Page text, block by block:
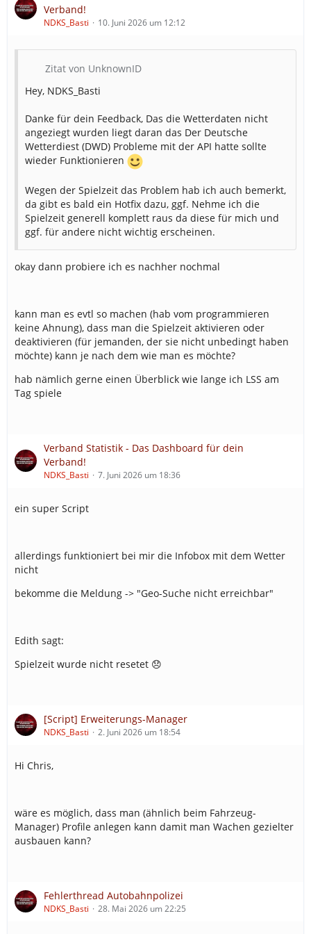
Verband!
NDKS_Basti 10. Juni 2026 um 12:12
Zitat von UnknownID
Hey, NDKS_Basti
Danke für dein Feedback, Das die Wetterdaten nicht
angeziegt wurden liegt daran das Der Deutsche
Wetterdiest (DWD) Probleme mit der API hatte sollte
wieder Funktionieren
Wegen der Spielzeit das Problem hab ich auch bemerkt,
da gibt es bald ein Hotfix dazu, ggf. Nehme ich die
Spielzeit generell komplett raus da diese für mich und
ggf. für andere nicht wichtig erscheinen.
okay dann probiere ich es nachher nochmal
kann man es evtl so machen (hab vom programmieren
keine Ahnung), dass man die Spielzeit aktivieren oder
deaktivieren (für jemanden, der sie nicht unbedingt haben
möchte) kann je nach dem wie man es möchte?
hab nämlich gerne einen Überblick wie lange ich LSS am
Tag spiele
Verband Statistik - Das Dashboard für dein
Verband!
NDKS_Basti 7. Juni 2026 um 18:36
ein super Script
allerdings funktioniert bei mir die Infobox mit dem Wetter
nicht
bekomme die Meldung -> "Geo-Suche nicht erreichbar"
Edith sagt:
Spielzeit wurde nicht resetet 😞
[Script] Erweiterungs-Manager
NDKS_Basti 2. Juni 2026 um 18:54
Hi Chris,
wäre es möglich, dass man (ähnlich beim Fahrzeug-
Manager) Profile anlegen kann damit man Wachen gezielter
ausbauen kann?
Fehlerthread Autobahnpolizei
NDKS_Basti 28. Mai 2026 um 22:25